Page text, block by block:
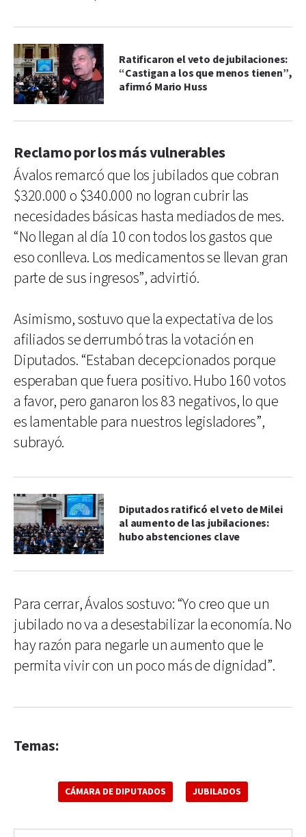
Ratificaron el veto de jubilaciones:
“Castigan a los que menos tienen”,
afirmó Mario Huss
Reclamo por los más vulnerables
Ávalos remarcó que los jubilados que cobran
$320.000 o $340.000 no logran cubrir las
necesidades básicas hasta mediados de mes.
“No llegan al día 10 con todos los gastos que
eso conlleva. Los medicamentos se llevan gran
parte de sus ingresos”, advirtió.
Asimismo, sostuvo que la expectativa de los
afiliados se derrumbó tras la votación en
Diputados. “Estaban decepcionados porque
esperaban que fuera positivo. Hubo 160 votos
a favor, pero ganaron los 83 negativos, lo que
es lamentable para nuestros legisladores”,
subrayó.
Diputados ratificó el veto de Milei
al aumento de las jubilaciones:
hubo abstenciones clave
Para cerrar, Ávalos sostuvo: “Yo creo que un
jubilado no va a desestabilizar la economía. No
hay razón para negarle un aumento que le
permita vivir con un poco más de dignidad”.
Temas:
CÁMARA DE DIPUTADOS JUBILADOS